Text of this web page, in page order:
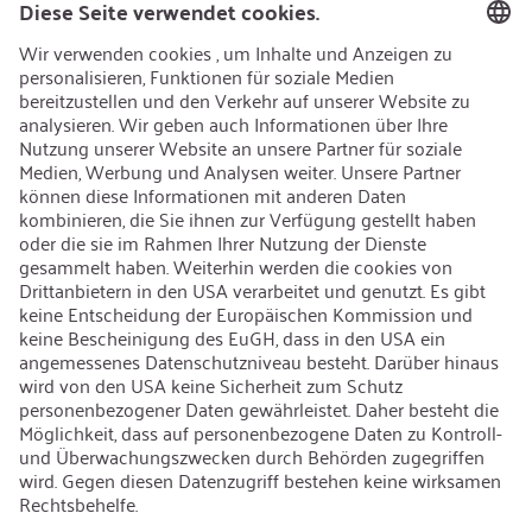
Recycling
Nachhaltigkeit
Karriere
Offene Jobs
Kontakt
iSi Group
Produktkatalog
Garantieerweiterung
Unternehmenspolitik
Hinweisgebersystem
Code of Conduct
Sprache ändern: Deutsch